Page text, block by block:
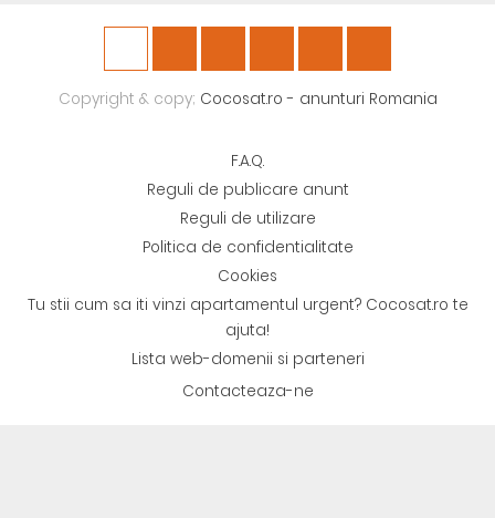
Copyright & copy; Cocosat.ro - anunturi Romania
F.A.Q.
Reguli de publicare anunt
Reguli de utilizare
Politica de confidentialitate
Cookies
Tu stii cum sa iti vinzi apartamentul urgent? Cocosat.ro te
ajuta!
Lista web-domenii si parteneri
Contacteaza-ne